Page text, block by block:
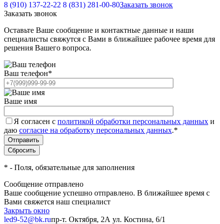
8 (910) 137-22-22 8 (831) 281-00-80Заказать звонок
Заказать звонок
Оставьте Ваше сообщение и контактные данные и наши
специалисты свяжутся с Вами в ближайшее рабочее время для
решения Вашего вопроса.
Ваш телефон*
Ваше имя
Я согласен с политикой обработки персональных данных и
даю согласие на обработку персональных данных.*
* - Поля, обязательные для заполнения
Сообщение отправлено
Ваше сообщение успешно отправлено. В ближайшее время с
Вами свяжется наш специалист
Закрыть окно
led9-52@bk.ruпр-т. Октября, 2А ул. Костина, 6/1